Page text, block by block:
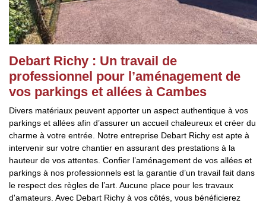
Debart Richy : Un travail de
professionnel pour l’aménagement de
vos parkings et allées à Cambes
Divers matériaux peuvent apporter un aspect authentique à vos
parkings et allées afin d’assurer un accueil chaleureux et créer du
charme à votre entrée. Notre entreprise Debart Richy est apte à
intervenir sur votre chantier en assurant des prestations à la
hauteur de vos attentes. Confier l’aménagement de vos allées et
parkings à nos professionnels est la garantie d’un travail fait dans
le respect des règles de l’art. Aucune place pour les travaux
d'amateurs. Avec Debart Richy à vos côtés, vous bénéficierez